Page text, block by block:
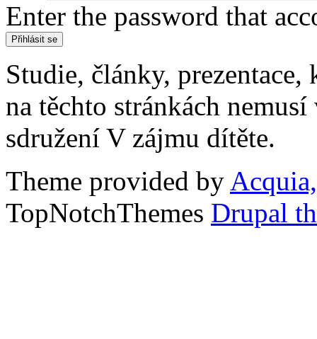
Enter the password that
Studie, články,
na těchto stránkách
sdružení V zájmu dítěte.
Theme provided by
TopNotchThemes Drupal